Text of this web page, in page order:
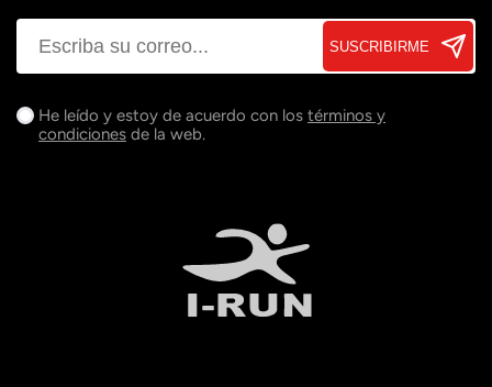
SUSCRIBIRME
He leído y estoy de acuerdo con los términos y
condiciones de la web.